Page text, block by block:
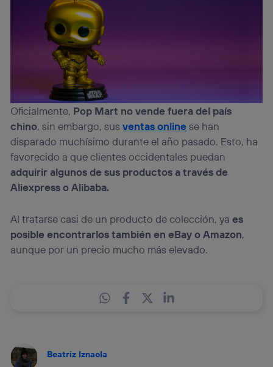
Oficialmente, Pop Mart no vende fuera del país
chino, sin embargo, susventas onlinese han
disparado muchísimo durante el año pasado. Esto, ha
favorecido a que clientes occidentales puedan
adquirir algunos de sus productos a través de
Aliexpress o Alibaba.
Al tratarse casi de un producto de colección, yaes
posible encontrarlos también en eBay o Amazon,
aunque por un precio mucho más elevado.
Beatriz Iznaola